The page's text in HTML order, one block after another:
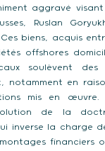
aggravé visant
Ruslan
biens, acquis
offshores
soulèvent des
notamment en
mis en
de la
inverse la charge
financiers